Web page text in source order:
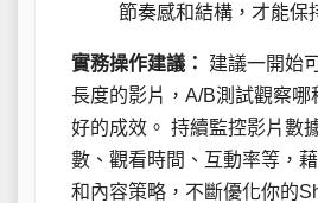
節奏感和結構，才能保
實務操作建議：
建議一開始
長度的影片，A/B測試觀察哪
好的成效。 持續監控影片數
數、觀看時間、互動率等，
和內容策略，不斷優化你的